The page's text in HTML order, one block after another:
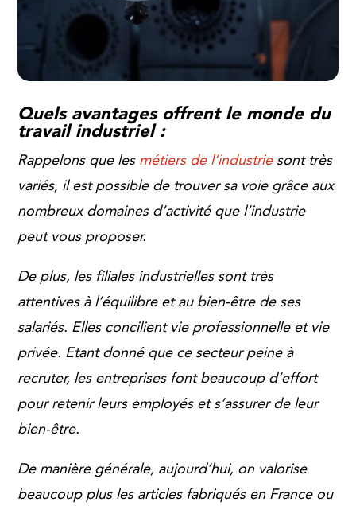
Quels avantages offrent le monde du
travail industriel :
Rappelons que les métiers de l’industriesont très
variés, il est possible de trouver sa voie grâce aux
nombreux domaines d’activité que l’industrie
peut vous proposer.
De plus, les filiales industrielles sont très
attentives à l’équilibre et au bien-être de ses
salariés. Elles concilient vie professionnelle et vie
privée. Etant donné que ce secteur peine à
recruter, les entreprises font beaucoup d’effort
pour retenir leurs employés et s’assurer de leur
bien-être.
De manière générale, aujourd’hui, on valorise
beaucoup plus les articles fabriqués en France ou